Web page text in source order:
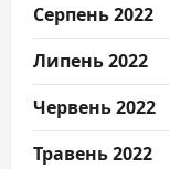
Серпень 2022
Липень 2022
Червень 2022
Травень 2022